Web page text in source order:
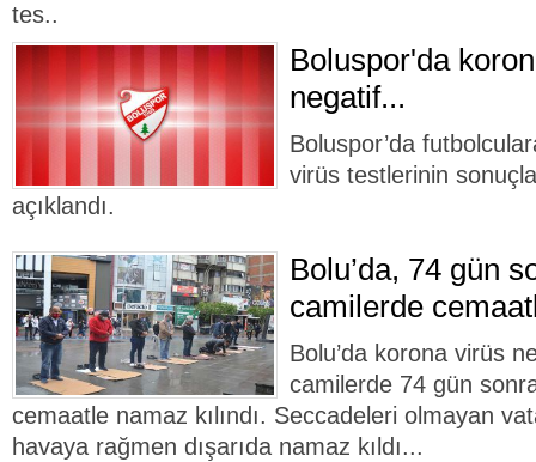
tes..
Boluspor'da
negatif...
Boluspor’da
virüs testlerinin
açıklandı.
Bolu’da, 74 gün
camilerde
Bolu’da korona virüs
camilerde 74 gün
cemaatle namaz kılındı. Seccadeleri olmayan
havaya rağmen dışarıda namaz kıldı...